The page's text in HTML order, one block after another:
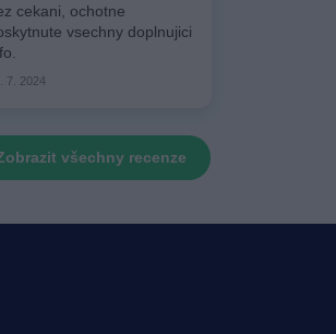
cekani, ochotne
vsechny doplnujici
7. 2024
všechny recenze